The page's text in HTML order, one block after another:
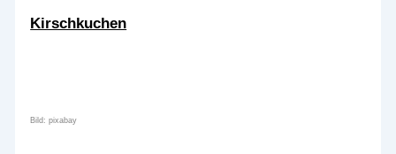
Kirschkuchen
Bild: pixabay